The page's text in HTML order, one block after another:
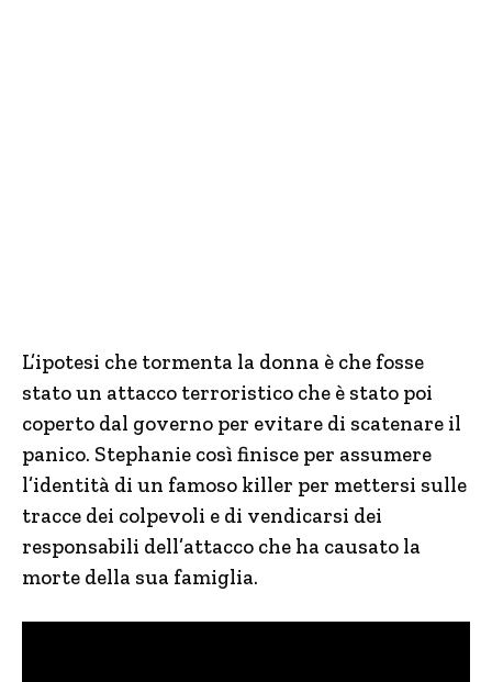
L’ipotesi che tormenta la donna è che fosse
stato un attacco terroristico che è stato poi
coperto dal governo per evitare di scatenare il
panico. Stephanie così finisce per assumere
l’identità di un famoso killer per mettersi sulle
tracce dei colpevoli e di vendicarsi dei
responsabili dell’attacco che ha causato la
morte della sua famiglia.